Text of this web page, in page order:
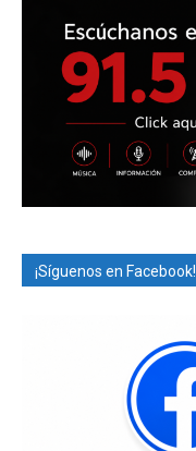
¡Síguenos en Facebook!